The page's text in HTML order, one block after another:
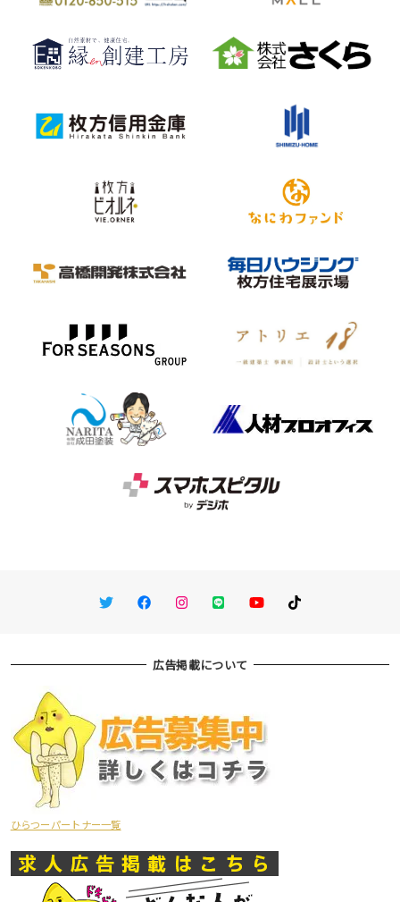
TwitterFacebookInstagram
LINE You TubeTikTok
広告掲載について
ひらつーパートナー一覧